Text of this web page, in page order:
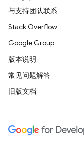
与支持团队联系
Stack Overflow
Google Group
版本说明
常见问题解答
旧版文档